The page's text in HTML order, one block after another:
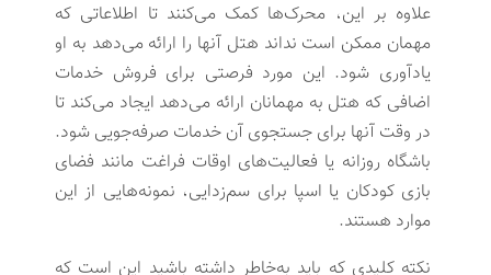
علاوه بر این، محرک‌ها کمک می‌کنند تا اطلاعاتی که
مهمان ممکن است نداند هتل آنها را ارائه می‌دهد به او
یادآوری شود. این مورد فرصتی برای فروش خدمات
اضافی که هتل به مهمانان ارائه می‌دهد ایجاد می‌کند تا
در وقت آنها برای جستجوی آن خدمات صرفه‌جویی شود.
باشگاه روزانه یا فعالیت‌های اوقات فراغت مانند فضای
بازی کودکان یا اسپا برای سم‌زدایی، نمونه‌هایی از این
موارد هستند.
نکته کلیدی که باید به‌خاطر داشته باشید این است که